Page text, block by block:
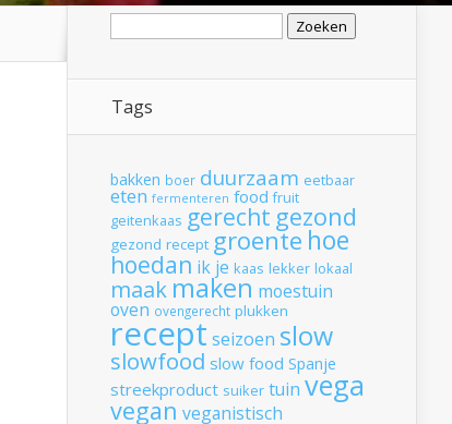
Zoeken
Tags
bakken boer duurzaam eetbaar
eten fermenteren food fruit
geitenkaas gerecht gezond
gezond recept groente hoe
hoedan ik je kaas lekker lokaal
maak maken moestuin
oven ovengerecht plukken
recept seizoen slow
slowfood slow food Spanje
streekproduct suiker tuin vega
vegan veganistisch